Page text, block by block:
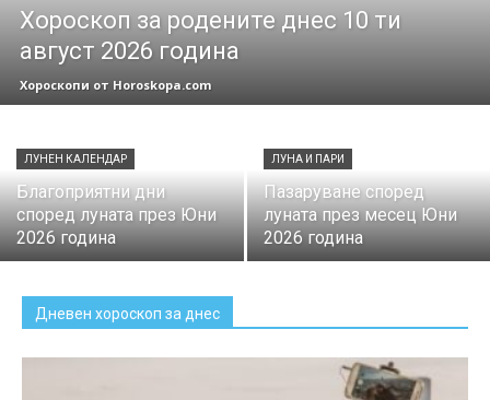
Хороскоп за родените днес 10 ти
август 2026 година
Хороскопи от Horoskopa.com
ЛУНЕН КАЛЕНДАР
Благоприятни дни
според луната през Юни
2026 година
ЛУНА И ПАРИ
Пазаруване според
луната през месец Юни
2026 година
Дневен хороскоп за днес